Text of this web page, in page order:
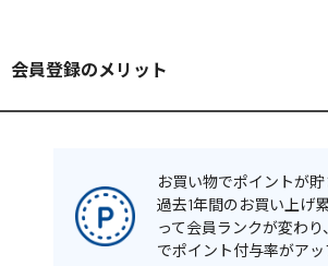
会員登録のメリット
お買い物でポイントが貯
過去1年間のお買い上げ
って会員ランクが変わり
でポイント付与率がアッ